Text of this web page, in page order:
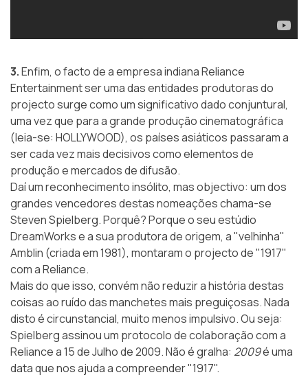
3.Enfim, o facto de a empresa indiana Reliance
Entertainment ser uma das entidades produtoras do
projecto surge como um significativo dado conjuntural,
uma vez que para a grande produção cinematográfica
(leia-se: HOLLYWOOD), os países asiáticos passaram a
ser cada vez mais decisivos como elementos de
produção e mercados de difusão.
Daí um reconhecimento insólito, mas objectivo: um dos
grandes vencedores destas nomeações chama-se
Steven Spielberg. Porquê? Porque o seu estúdio
DreamWorks e a sua produtora de origem, a "velhinha"
Amblin (criada em 1981), montaram o projecto de "1917"
com a Reliance.
Mais do que isso, convém não reduzir a história destas
coisas ao ruído das manchetes mais preguiçosas. Nada
disto é circunstancial, muito menos impulsivo. Ou seja:
Spielberg assinou um protocolo de colaboração com a
Reliance a 15 de Julho de 2009. Não é gralha: 2009é uma
data que nos ajuda a compreender "1917".